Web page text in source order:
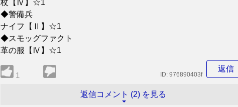
杖【Ⅳ】☆1
◆警備兵
ナイフ【Ⅱ】☆1
◆スモッグファクト
革の服【Ⅳ】☆1
1
返信
ID: 976890403f
返信コメント (2) を見る